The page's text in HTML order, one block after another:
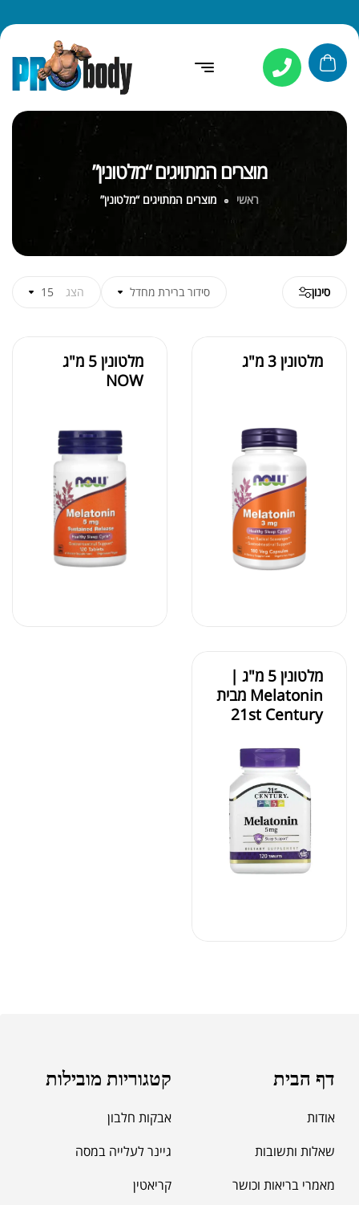
מוצרים המתויגים “מלטונין”
ראשי מוצרים המתויגים “מלטונין”
סינון סידור ברירת מחדל הצג 15
מלטונין 3 מ"ג
מלטונין 5 מ"ג
NOW
מלטונין 5 מ"ג |
Melatonin מבית
21st Century
דף הבית
אודות
שאלות ותשובות
מאמרי בריאות וכושר
קטגוריות מובילות
אבקות חלבון
גיינר לעלייה במסה
קריאטין